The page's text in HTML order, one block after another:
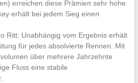
erreichen diese Prämien sehr hohe
erhält bei jedem Sieg einen
Ritt: Unabhängig vom Ergebnis erhält
für jedes absolvierte Rennen. Mit
über mehrere Jahrzehnte
Fluss eine stabile